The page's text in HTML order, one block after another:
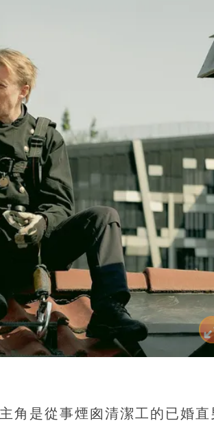
角是從事煙囪清潔工的已婚直